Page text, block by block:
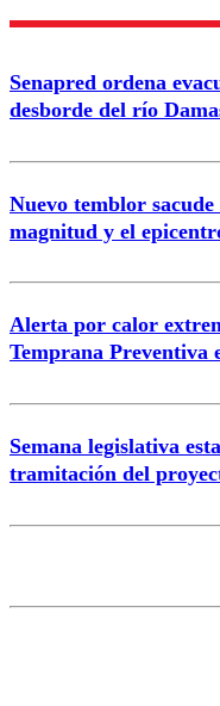
Correo
Senapred ordena
desborde del río
Nuevo temblor
magnitud y el
Alerta por calor
Temprana Preventiva
Semana legislativa
tramitación del